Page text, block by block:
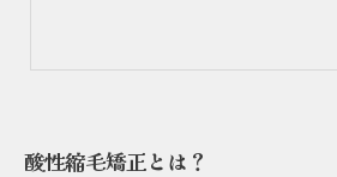
酸性縮毛矯正とは？